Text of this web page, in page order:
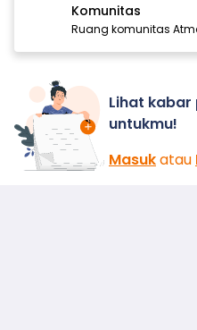
Komunitas
Ruang komunitas
Lihat kabar
untukmu!
Masukatau